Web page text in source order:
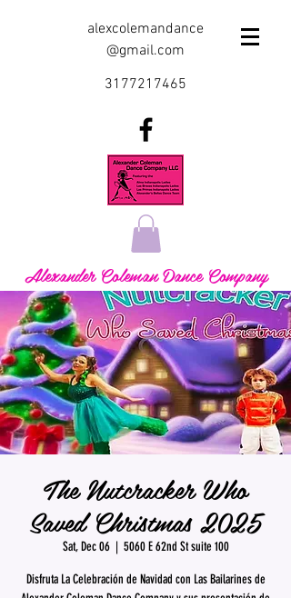
alexcolemandance
@gmail.com
3177217465
Alexander Coleman Dance Company
The Nutcracker Who
Saved Christmas 2025
Sat, Dec 06
  |
5060 E 62nd St suite 100
Disfruta La Celebración de Navidad con Las Bailarines de